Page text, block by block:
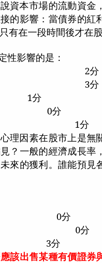
資本市場的流動資
的影響：當債券的紅
有在一段時間後才在股
性影響的是：
2分
3分
1分
0分
1分
理因素在股市上是
？一般的經濟成長率
來的獲利。誰能預
0分
0分
3分
該出售某種有價證